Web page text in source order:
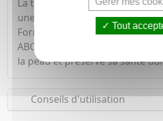
La texture du produit est
une application agréable et
Formulé selon le principe de
ABCDerm Gel moussant
la peau et préserve sa santé
Conseils d'utilisation
Tout